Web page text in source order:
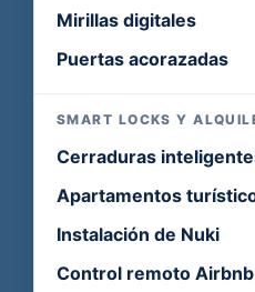
Mirillas digitales
Puertas acorazadas
SMART LOCKS Y
Cerraduras
Apartamentos
Instalación de Nuki
Control remoto Airbnb